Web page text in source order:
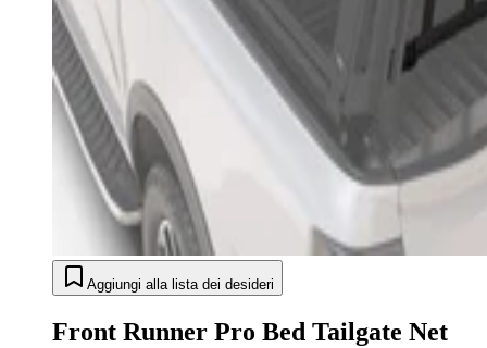
Aggiungi alla lista dei desideri
Front Runner Pro Bed Tailgate Net